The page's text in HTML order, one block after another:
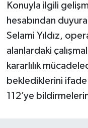
Konuyla ilgili
hesabından
Selami Yıldız,
alanlardaki
kararlılık
beklediklerini
112’ye